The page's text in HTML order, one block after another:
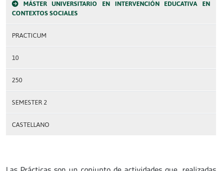
MÁSTER UNIVERSITARIO EN INTERVENCIÓN EDUCATIVA EN
CONTEXTOS SOCIALES
PRACTICUM
10
250
SEMESTER 2
CASTELLANO